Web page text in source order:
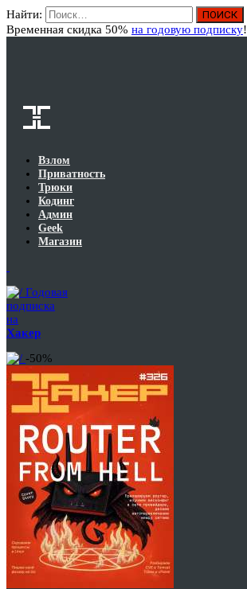
Найти:
Временная скидка 50% на годовую подписку!
Взлом
Приватность
Трюки
Кодинг
Админ
Geek
Магазин
Годовая
подписка
на
Хакер
-50%